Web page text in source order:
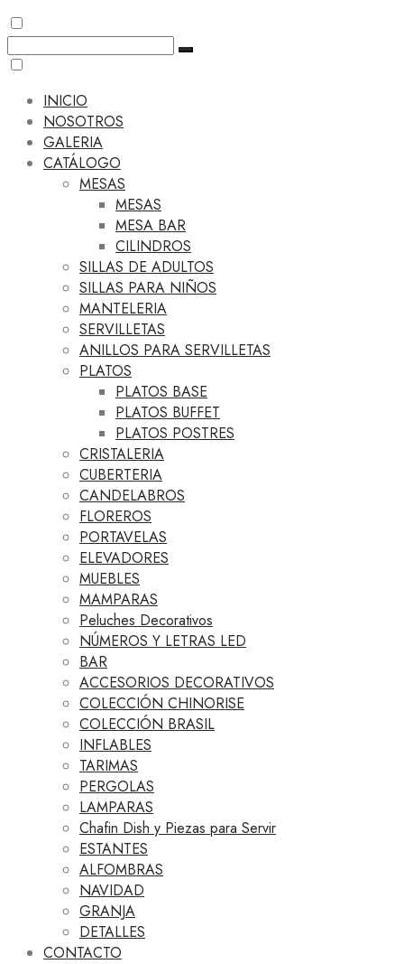
INICIO
NOSOTROS
GALERIA
CATÁLOGO
MESAS
MESAS
MESA BAR
CILINDROS
SILLAS DE ADULTOS
SILLAS PARA NIÑOS
MANTELERIA
SERVILLETAS
ANILLOS PARA SERVILLETAS
PLATOS
PLATOS BASE
PLATOS BUFFET
PLATOS POSTRES
CRISTALERIA
CUBERTERIA
CANDELABROS
FLOREROS
PORTAVELAS
ELEVADORES
MUEBLES
MAMPARAS
Peluches Decorativos
NÚMEROS Y LETRAS LED
BAR
ACCESORIOS DECORATIVOS
COLECCIÓN CHINORISE
COLECCIÓN BRASIL
INFLABLES
TARIMAS
PERGOLAS
LAMPARAS
Chafin Dish y Piezas para Servir
ESTANTES
ALFOMBRAS
NAVIDAD
GRANJA
DETALLES
CONTACTO